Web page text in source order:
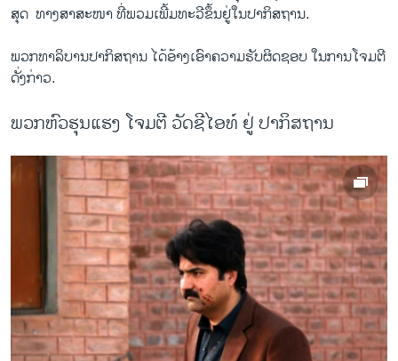
ສຸດ ​ ​ທາງ​ສາ​ສະໜາ ​ທີ່ພວມເພີ້ມທະວີຂຶ້ນຢູ່ໃນປາກິ​ສຖານ.
ພວກ​ທາ​ລິ​ບານປາ​ກິ​ສຖານ ​ໄດ້​ອ້າງ​ເອົາ​ຄວາມ​ຮັບ​ຜິດ​ຊອບ​ ໃນການ​ໂຈມ​ຕີ
ດັ່ງກ່າວ.
ພວກຫົວຮຸນແຮງ ໂຈມຕີ ວັດຊີໄອທ໌ ຢູ່ ປາກິສຖານ